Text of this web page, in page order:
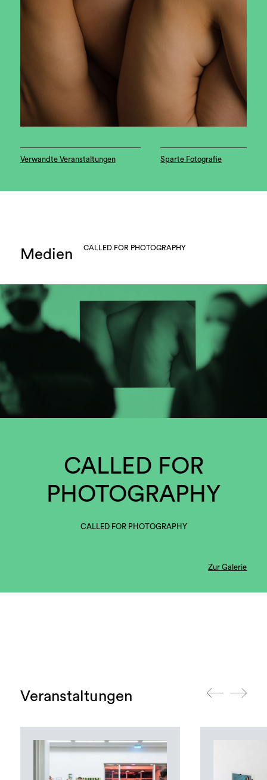
Verwandte Veranstaltungen Sparte Fotografie
Medien CALLED FOR PHOTOGRAPHY
CALLED FOR
PHOTOGRAPHY
CALLED FOR PHOTOGRAPHY
Zur Galerie
Veranstaltungen